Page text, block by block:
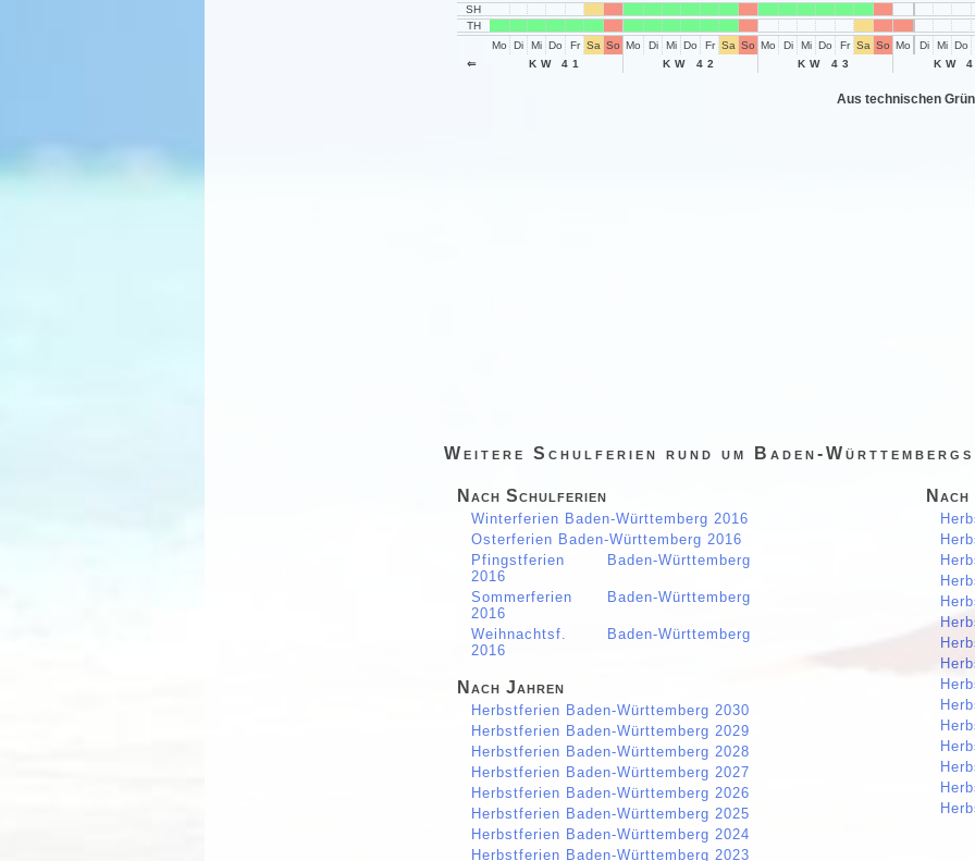
Mo Di Mi Do Fr Sa So Mo Di Mi Do Fr Sa So Mo Di Mi Do Fr Sa So Mo Di Mi Do
KW 41
KW 42 KW 43 KW
SH
TH
⇐
Aus technischen
Weitere Schulferien rund um Baden-
Nach Schulferien
Winterferien Baden-Württemberg 2016
Osterferien Baden-Württemberg 2016
Pfingstferien Baden-Württemberg
2016
Sommerferien Baden-Württemberg
2016
Weihnachtsf. Baden-Württemberg
2016
Nach Jahren
Herbstferien Baden-Württemberg 2030
Herbstferien Baden-Württemberg 2029
Herbstferien Baden-Württemberg 2028
Herbstferien Baden-Württemberg 2027
Herbstferien Baden-Württemberg 2026
Herbstferien Baden-Württemberg 2025
Herbstferien Baden-Württemberg 2024
Herbstferien Baden-Württemberg 2023